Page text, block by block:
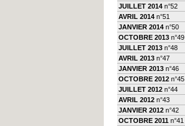
JUILLET 2014 n°52
AVRIL 2014 n°51
JANVIER 2014 n°50
OCTOBRE 2013 n°49
JUILLET 2013 n°48
AVRIL 2013 n°47
JANVIER 2013 n°46
OCTOBRE 2012 n°45
JUILLET 2012 n°44
AVRIL 2012 n°43
JANVIER 2012 n°42
OCTOBRE 2011 n°41